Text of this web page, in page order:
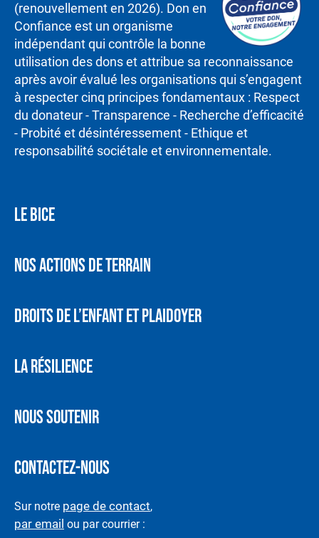
(renouvellement en 2026). Don en
Confiance est un organisme
indépendant qui contrôle la bonne
utilisation des dons et attribue sa reconnaissance
après avoir évalué les organisations qui s’engagent
à respecter cinq principes fondamentaux : Respect
du donateur - Transparence - Recherche d’efficacité
- Probité et désintéressement - Ethique et
responsabilité sociétale et environnementale.
LE BICE
NOS ACTIONS DE TERRAIN
DROITS DE L’ENFANT ET PLAIDOYER
LA RÉSILIENCE
NOUS SOUTENIR
CONTACTEZ-NOUS
Sur notre page de contact,
par email ou par courrier :